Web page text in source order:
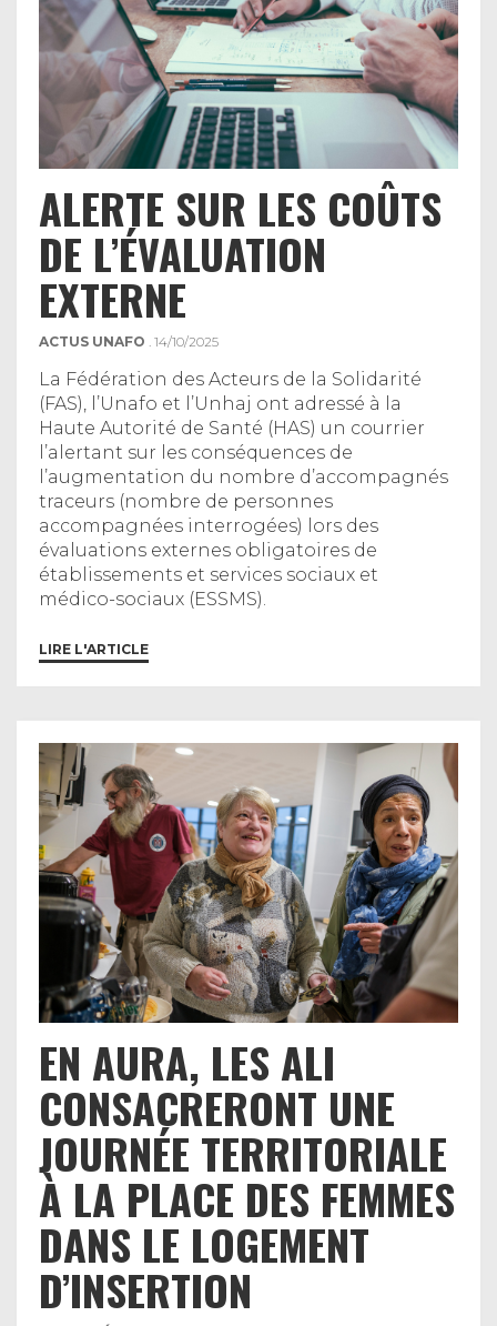
ALERTE SUR LES COÛTS
DE L’ÉVALUATION
EXTERNE
ACTUS UNAFO . 14/10/2025
La Fédération des Acteurs de la Solidarité
(FAS), l’Unafo et l’Unhaj ont adressé à la
Haute Autorité de Santé (HAS) un courrier
l’alertant sur les conséquences de
l’augmentation du nombre d’accompagnés
traceurs (nombre de personnes
accompagnées interrogées) lors des
évaluations externes obligatoires de
établissements et services sociaux et
médico-sociaux (ESSMS).
LIRE L'ARTICLE
EN AURA, LES ALI
CONSACRERONT UNE
JOURNÉE TERRITORIALE
À LA PLACE DES FEMMES
DANS LE LOGEMENT
D’INSERTION